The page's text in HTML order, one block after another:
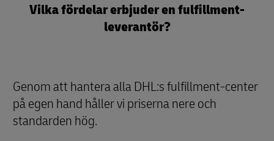
Vilka fördelar erbjuder en fulfillment-
leverantör?
Genom att hantera alla DHL:s fulfillment-center
på egen hand håller vi priserna nere och
standarden hög.